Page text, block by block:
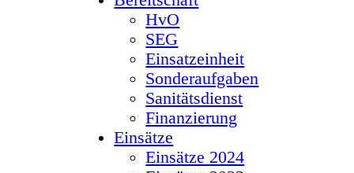
HvO
SEG
Einsatzeinheit
Sonderaufgaben
Sanitätsdienst
Finanzierung
Einsätze
Einsätze 2024